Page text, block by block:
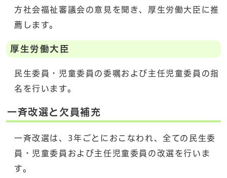
方社会福祉審議会の意見を聞き、厚生労働大臣に推
薦します。
厚生労働大臣
民生委員・児童委員の委嘱および主任児童委員の指
名を行います。
一斉改選と欠員補充
一斉改選は、3年ごとにおこなわれ、全ての民生委
員・児童委員および主任児童委員の改選を行いま
す。